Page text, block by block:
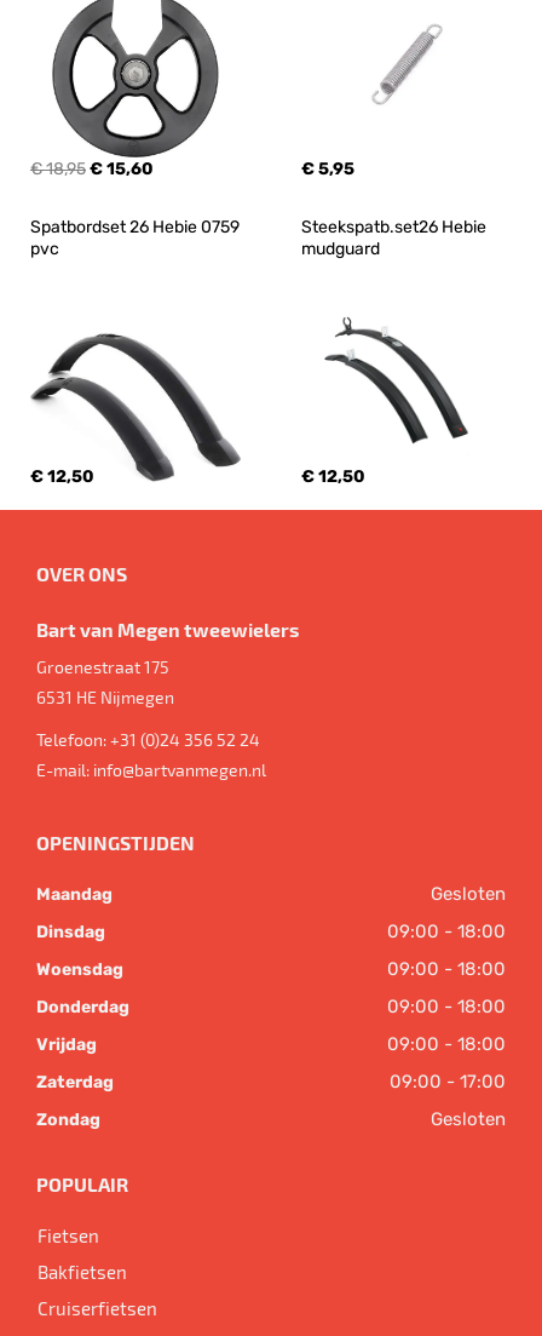
€ 18,95€ 15,60 € 5,95
Spatbordset 26 Hebie 0759
pvc
€ 12,50
Steekspatb.set26 Hebie
mudguard
€ 12,50
OVER ONS
Bart van Megen tweewielers
Groenestraat 175
6531 HE Nijmegen
Telefoon:+31 (0)24 356 52 24
E-mail: info@bartvanmegen.nl
OPENINGSTIJDEN
Maandag Gesloten
Dinsdag 09:00 - 18:00
Woensdag 09:00 - 18:00
Donderdag 09:00 - 18:00
Vrijdag 09:00 - 18:00
Zaterdag 09:00 - 17:00
Zondag Gesloten
POPULAIR
Fietsen
Bakfietsen
Cruiserfietsen